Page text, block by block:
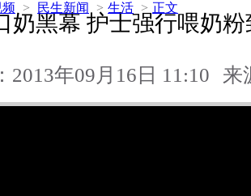
> 民生新闻 > 生活 > 正文
奶黑幕 护士强行喂奶
2013年09月16日 11:10 来